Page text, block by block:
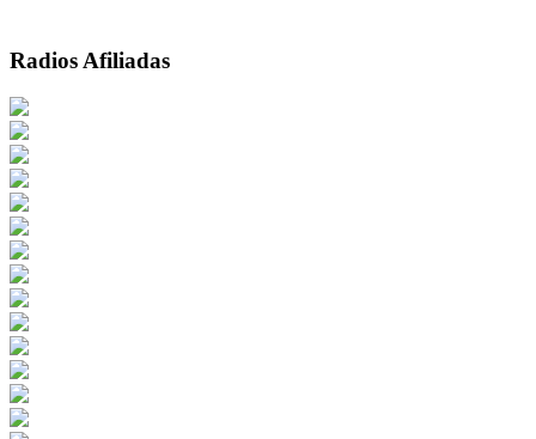
Radios Afiliadas